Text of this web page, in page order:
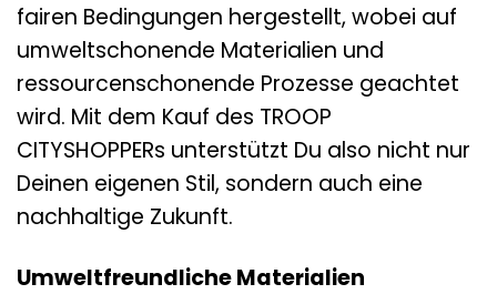
fairen Bedingungen hergestellt, wobei auf
umweltschonende Materialien und
ressourcenschonende Prozesse geachtet
wird. Mit dem Kauf des TROOP
CITYSHOPPERs unterstützt Du also nicht nur
Deinen eigenen Stil, sondern auch eine
nachhaltige Zukunft.
Umweltfreundliche Materialien